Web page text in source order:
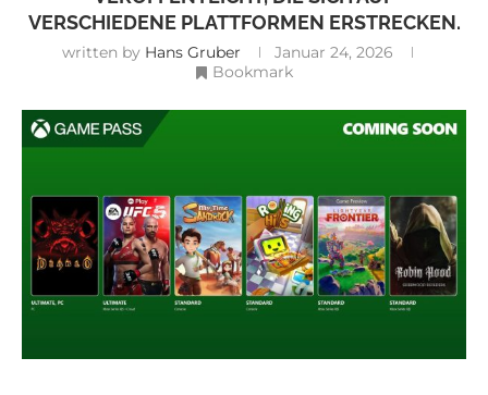
VERSCHIEDENE PLATTFORMEN ERSTRECKEN.
written by Hans Gruber
Januar 24, 2026
Bookmark